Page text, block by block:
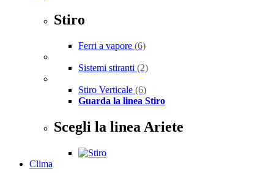
Stiro
Ferri a vapore (6)
Sistemi stiranti (2)
Stiro Verticale (6)
Guarda la linea Stiro
Scegli la linea Ariete
Clima